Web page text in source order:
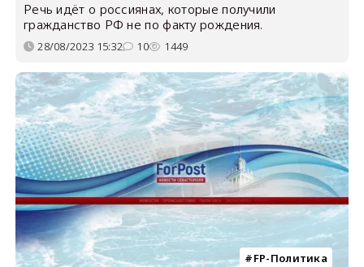
Речь идёт о россиянах, которые получили
гражданство РФ не по факту рождения.
28/08/2023 15:32 10 1449
FP-Политика